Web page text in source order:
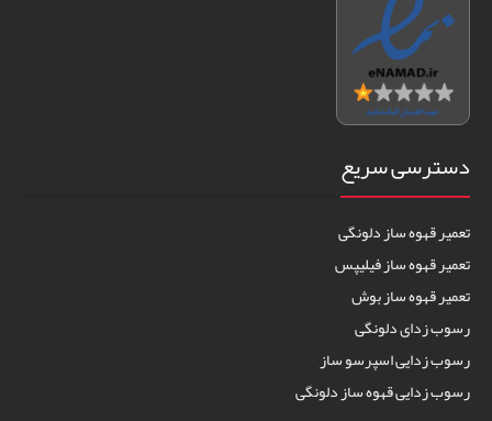
دسترسی سریع
تعمیر قهوه ساز دلونگی
تعمیر قهوه ساز فیلیپس
تعمیر قهوه ساز بوش
رسوب زدای دلونگی
رسوب زدایی اسپرسو ساز
رسوب زدایی قهوه ساز دلونگی